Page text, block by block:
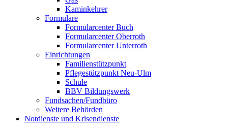
Kaminkehrer
Formulare
Formularcenter Buch
Formularcenter Oberroth
Formularcenter Unterroth
Einrichtungen
Familienstützpunkt
Pflegestützpunkt Neu-Ulm
Schule
BBV Bildungswerk
Fundsachen/Fundbüro
Weitere Behörden
Notdienste und Krisendienste